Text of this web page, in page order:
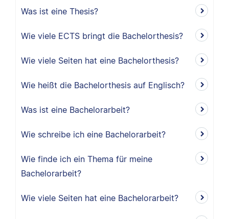
Was ist eine Thesis?
Wie viele ECTS bringt die Bachelorthesis?
Wie viele Seiten hat eine Bachelorthesis?
Wie heißt die Bachelorthesis auf Englisch?
Was ist eine Bachelorarbeit?
Wie schreibe ich eine Bachelorarbeit?
Wie finde ich ein Thema für meine
Bachelorarbeit?
Wie viele Seiten hat eine Bachelorarbeit?